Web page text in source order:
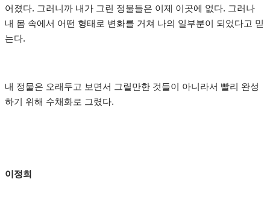
어졌다. 그러니까 내가 그린 정물들은 이제 이곳에 없다. 그러나
내 몸 속에서 어떤 형태로 변화를 거쳐 나의 일부분이 되었다고 믿
는다.
내 정물은 오래두고 보면서 그릴만한 것들이 아니라서 빨리 완성
하기 위해 수채화로 그렸다.
이정희